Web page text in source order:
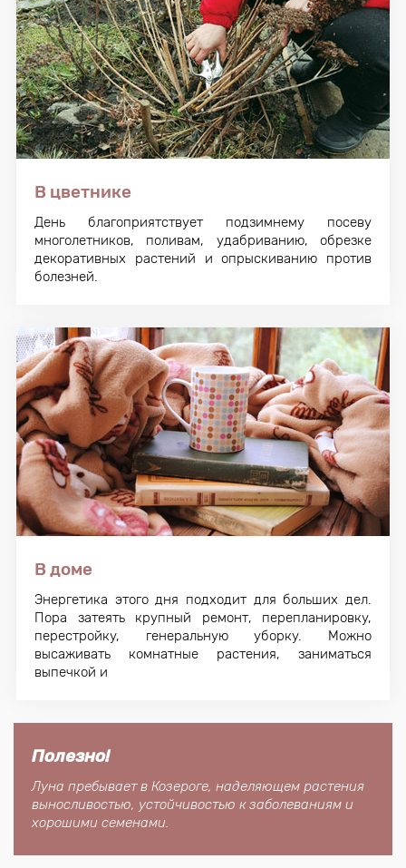
В цветнике
День благоприятствует подзимнему посеву
многолетников, поливам, удабриванию, обрезке
декоративных растений и опрыскиванию против
болезней.
В доме
Энергетика этого дня подходит для больших дел.
Пора затеять крупный ремонт, перепланировку,
перестройку, генеральную уборку. Можно
высаживать комнатные растения, заниматься
выпечкой и
Полезно!
Луна пребывает в Козероге, наделяющем растения
выносливостью, устойчивостью к заболеваниям и
хорошими семенами.